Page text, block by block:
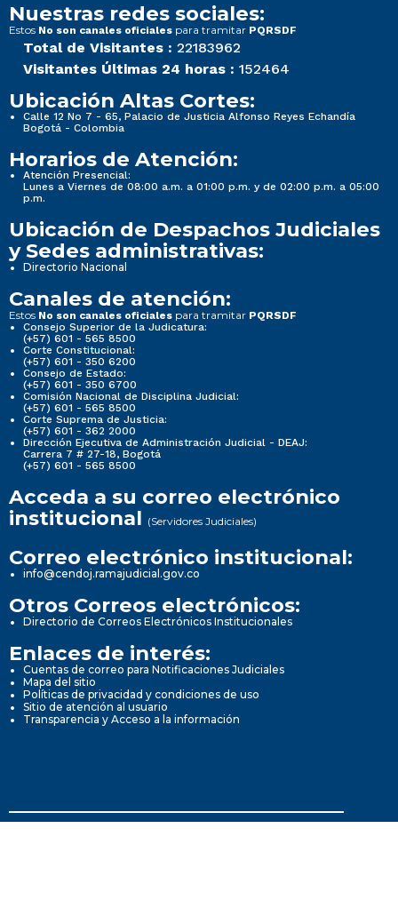
Nuestras redes sociales:
Estos No son canales oficiales para tramitar PQRSDF
Total de Visitantes : 22183962
Visitantes Últimas 24 horas : 152464
Ubicación Altas Cortes:
Calle 12 No 7 - 65, Palacio de Justicia Alfonso Reyes Echandía
Bogotá - Colombia
Horarios de Atención:
Atención Presencial:
Lunes a Viernes de 08:00 a.m. a 01:00 p.m. y de 02:00 p.m. a 05:00
p.m.
Ubicación de Despachos Judiciales
y Sedes administrativas:
Directorio Nacional
Canales de atención:
Estos No son canales oficiales para tramitar PQRSDF
Consejo Superior de la Judicatura:
(+57) 601 - 565 8500
Corte Constitucional:
(+57) 601 - 350 6200
Consejo de Estado:
(+57) 601 - 350 6700
Comisión Nacional de Disciplina Judicial:
(+57) 601 - 565 8500
Corte Suprema de Justicia:
(+57) 601 - 362 2000
Dirección Ejecutiva de Administración Judicial - DEAJ:
Carrera 7 # 27-18, Bogotá
(+57) 601 - 565 8500
Acceda a su correo electrónico
institucional (Servidores Judiciales)
Correo electrónico institucional:
info@cendoj.ramajudicial.gov.co
Otros Correos electrónicos:
Directorio de Correos Electrónicos Institucionales
Enlaces de interés:
Cuentas de correo para Notificaciones Judiciales
Mapa del sitio
Políticas de privacidad y condiciones de uso
Sitio de atención al usuario
Transparencia y Acceso a la información